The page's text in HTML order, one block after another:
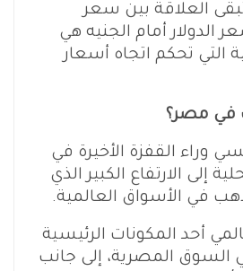
العلاقة بين سعر
الدولار أمام الجنيه هي
التي تحكم اتجاه أسعار
في مصر؟
وراء القفزة الأخيرة في
إلى الارتفاع الكبير الذي
في الأسواق العالمية.
أحد المكونات الرئيسية
السوق المصرية، إلى جانب